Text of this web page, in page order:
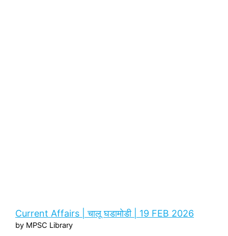
Current Affairs | चालू घडामोडी | 19 FEB 2026
by MPSC Library